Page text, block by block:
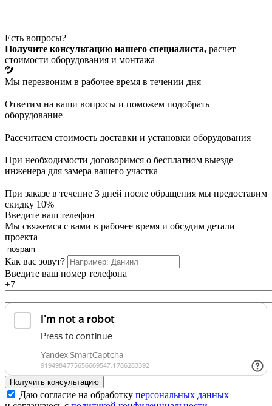
Есть вопросы?
Получите консультацию нашего специалиста, расчет
стоимости оборудования и монтажа
Мы перезвоним в рабочее время в течении дня
Ответим на ваши вопросы и поможем подобрать
оборудование
Рассчитаем стоимость доставки и установки оборудования
При необходимости договоримся о бесплатном выезде
инженера для замера вашего участка
При заказе в течение 3 дней после обращения мы предоставим
скидку 10%
Введите ваш телефон
Мы свяжемся с вами в рабочее время и обсудим детали
проекта
Как вас зовут?
Введите ваш номер телефона
+7
Получить консультацию
Даю согласие на обработку персональных данных